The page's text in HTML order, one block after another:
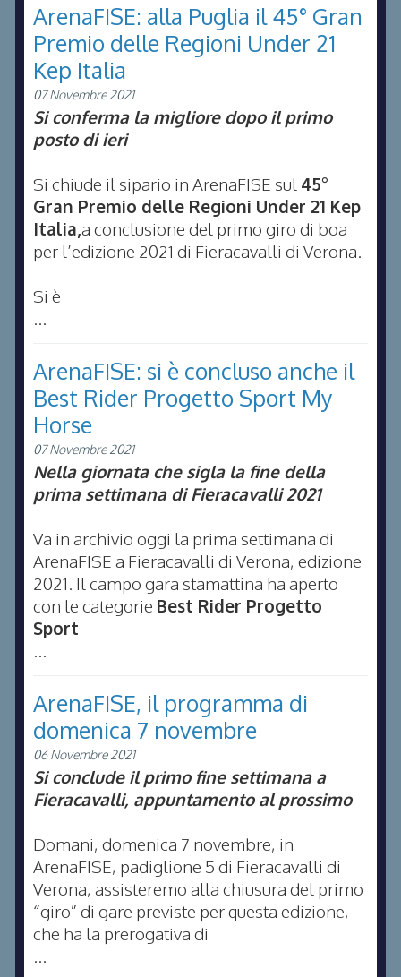
ArenaFISE: alla Puglia il 45° Gran
Premio delle Regioni Under 21
Kep Italia
07 Novembre 2021
Si conferma la migliore dopo il primo
posto di ieri
Si chiude il sipario in ArenaFISE sul 45°
Gran Premio delle Regioni Under 21 Kep
Italia, a conclusione del primo giro di boa
per l’edizione 2021 di Fieracavalli di Verona.
Si è
ArenaFISE: si è concluso anche il
Best Rider Progetto Sport My
Horse
07 Novembre 2021
Nella giornata che sigla la fine della
prima settimana di Fieracavalli 2021
Va in archivio oggi la prima settimana di
ArenaFISE a Fieracavalli di Verona, edizione
2021. Il campo gara stamattina ha aperto
con le categorie Best Rider Progetto
Sport
ArenaFISE, il programma di
domenica 7 novembre
06 Novembre 2021
Si conclude il primo fine settimana a
Fieracavalli, appuntamento al prossimo
Domani, domenica 7 novembre, in
ArenaFISE, padiglione 5 di Fieracavalli di
Verona, assisteremo alla chiusura del primo
“giro” di gare previste per questa edizione,
che ha la prerogativa di